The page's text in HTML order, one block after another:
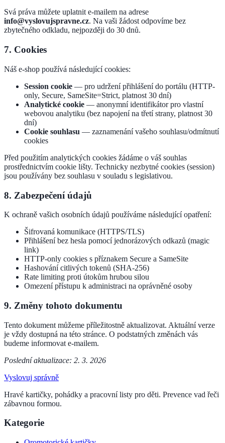
Svá práva můžete uplatnit e-mailem na adrese
info@vyslovujspravne.cz. Na vaši žádost odpovíme bez
zbytečného odkladu, nejpozději do 30 dnů.
7. Cookies
Náš e-shop používá následující cookies:
Session cookie — pro udržení přihlášení do portálu (HTTP-
only, Secure, SameSite=Strict, platnost 30 dní)
Analytické cookie — anonymní identifikátor pro vlastní
webovou analytiku (bez napojení na třetí strany, platnost 30
dní)
Cookie souhlasu — zaznamenání vašeho souhlasu/odmítnutí
cookies
Před použitím analytických cookies žádáme o váš souhlas
prostřednictvím cookie lišty. Technicky nezbytné cookies (session)
jsou používány bez souhlasu v souladu s legislativou.
8. Zabezpečení údajů
K ochraně vašich osobních údajů používáme následující opatření:
Šifrovaná komunikace (HTTPS/TLS)
Přihlášení bez hesla pomocí jednorázových odkazů (magic
link)
HTTP-only cookies s příznakem Secure a SameSite
Hashování citlivých tokenů (SHA-256)
Rate limiting proti útokům hrubou silou
Omezení přístupu k administraci na oprávněné osoby
9. Změny tohoto dokumentu
Tento dokument můžeme příležitostně aktualizovat. Aktuální verze
je vždy dostupná na této stránce. O podstatných změnách vás
budeme informovat e-mailem.
Poslední aktualizace: 2. 3. 2026
Vyslovuj správně
Hravé kartičky, pohádky a pracovní listy pro děti. Prevence vad řeči
zábavnou formou.
Kategorie